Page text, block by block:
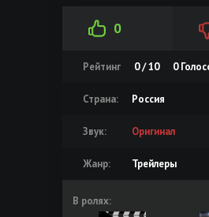
0
Рейтинг 0 / 10 0
Страна: Россия
Звук: Оригинал
Жанр: Трейлеры
В ролях: